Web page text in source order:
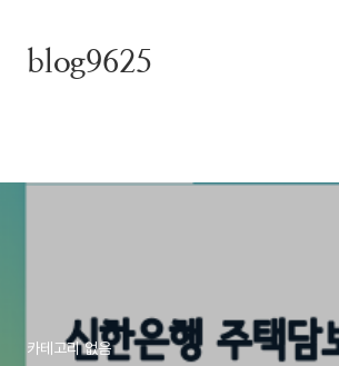
blog9625
카테고리 없음